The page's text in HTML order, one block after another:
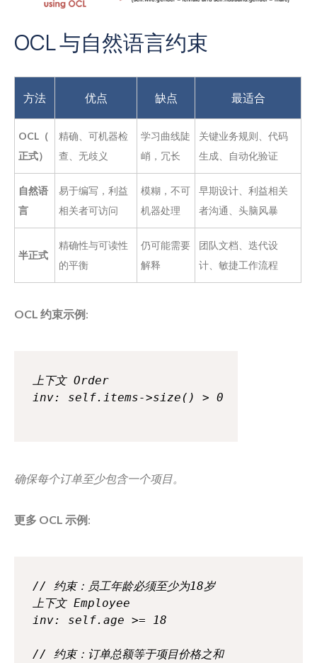
OCL 与自然语言约束
方法 优点 缺点 最适合
OCL（
正式）
精确、可机器检
查、无歧义
学习曲线陡
峭，冗长
关键业务规则、代码
生成、自动化验证
自然语
言
易于编写，利益
相关者可访问
模糊，不可
机器处理
早期设计、利益相关
者沟通、头脑风暴
半正式
精确性与可读性
的平衡
仍可能需要
解释
团队文档、迭代设
计、敏捷工作流程
OCL 约束示例:
上下文 Order
确保每个订单至少包含一个项目。
更多 OCL 示例:
// 约束：员工年龄必须至少为18岁
上下文 Employee
inv: self.age >= 18
// 约束：订单总额等于项目价格之和